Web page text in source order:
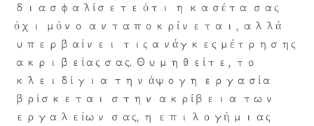
διασφαλίσετε ότι η κασέτα σας
όχι μόνο ανταποκρίνεται, αλλά
υπερβαίνει τις ανάγκες μέτρησης
ακριβείας σας. Θυμηθείτε, το
κλειδί για την άψογη εργασία
βρίσκεται στην ακρίβεια των
εργαλείων σας, η επιλογή μιας